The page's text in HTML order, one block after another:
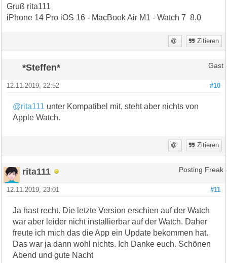
Gruß rita111
iPhone 14 Pro iOS 16 - MacBook Air M1 - Watch 7 8.0
Zitieren
*Steffen* Gast
#10
12.11.2019, 22:52
@rita111 unter Kompatibel mit, steht aber nichts von
Apple Watch.
Zitieren
rita111 Posting Freak
#11
12.11.2019, 23:01
Ja hast recht. Die letzte Version erschien auf der Watch
war aber leider nicht installierbar auf der Watch. Daher
freute ich mich das die App ein Update bekommen hat.
Das war ja dann wohl nichts. Ich Danke euch. Schönen
Abend und gute Nacht